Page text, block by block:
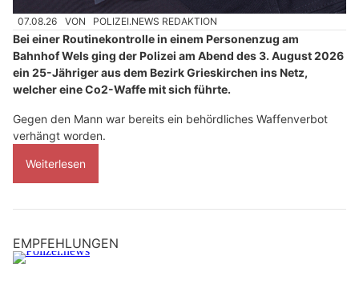
07.08.26 VON POLIZEI.NEWS REDAKTION
Bei einer Routinekontrolle in einem Personenzug am
Bahnhof Wels ging der Polizei am Abend des 3. August 2026
ein 25-Jähriger aus dem Bezirk Grieskirchen ins Netz,
welcher eine Co2-Waffe mit sich führte.
Gegen den Mann war bereits ein behördliches Waffenverbot
verhängt worden.
Weiterlesen
EMPFEHLUNGEN